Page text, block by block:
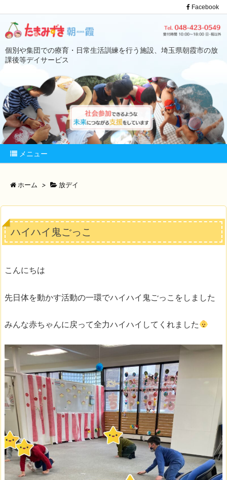
個別や集団での療育・日常生活訓練を行う施設、埼玉県朝霞市の放
課後等デイサービス
メニュー
Facebook
ホーム > 放デイ
ハイハイ鬼ごっこ
こんにちは
先日体を動かす活動の一環でハイハイ鬼ごっこをしました
みんな赤ちゃんに戻って全力ハイハイしてくれました